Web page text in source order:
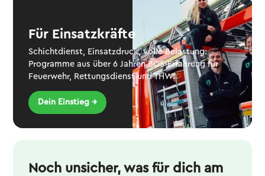
Für Einsatzkräfte
Schichtdienst, Einsatzdruck, volle Belastung:
Programme aus über 6 Jahren BOS-Erfahrung für
Feuerwehr, Rettungsdienst und THW.
Dein Einstieg →
Noch unsicher, was für dich am